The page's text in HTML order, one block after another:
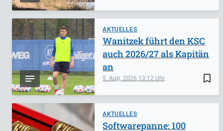
AKTUELLES
bookmark_border
5. Aug. 2026 13:12
Wanitzek führt den KSC
auch 2026/27 als Kapitän
an
AKTUELLES
Softwarepanne: 100